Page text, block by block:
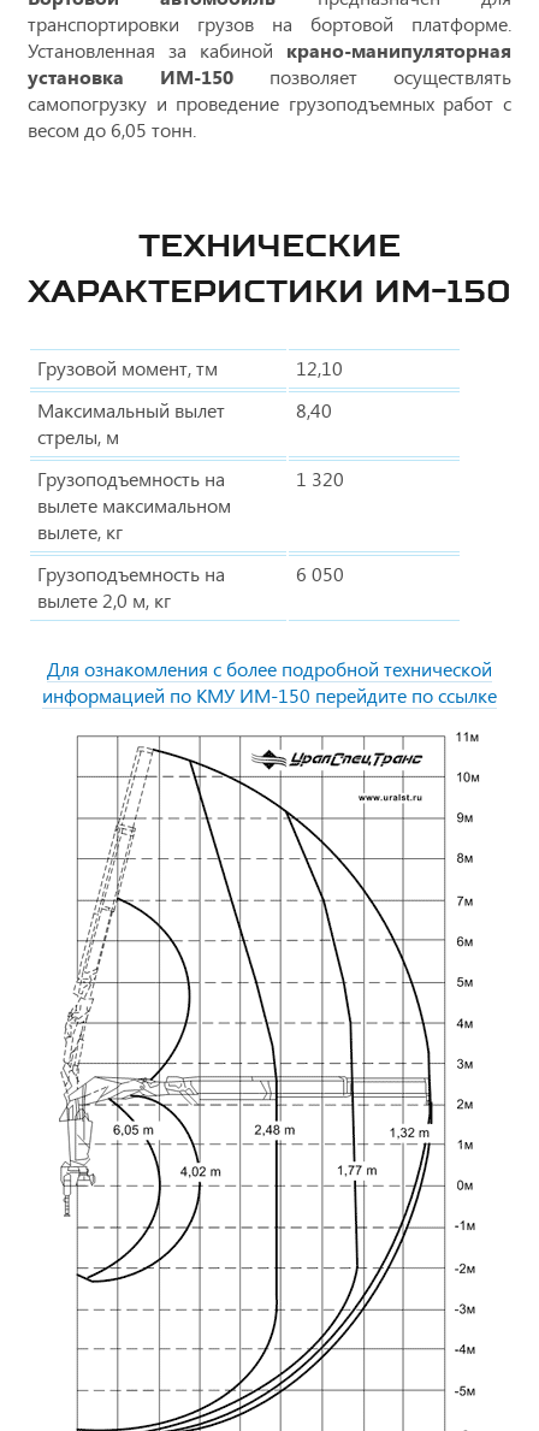
транспортировки грузов на бортовой платформе.
Установленная за кабиной крано-манипуляторная
установка ИМ-150 позволяет осуществлять
самопогрузку и проведение грузоподъемных работ с
весом до 6,05 тонн.
ТЕХНИЧЕСКИЕ
ХАРАКТЕРИСТИКИ ИМ-150
Грузовой момент, тм
12,10
Максимальный вылет
стрелы, м
8,40
Грузоподъемность на
вылете максимальном
вылете, кг
1 320
Грузоподъемность на
вылете 2,0 м, кг
6 050
Для ознакомления с более подробной технической
информацией по КМУ ИМ-150 перейдите по ссылке